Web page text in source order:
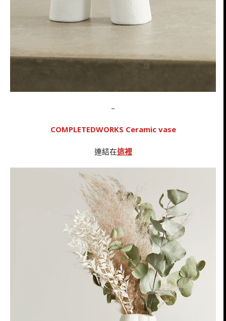
–
COMPLETEDWORKS Ceramic vase
連結在這裡